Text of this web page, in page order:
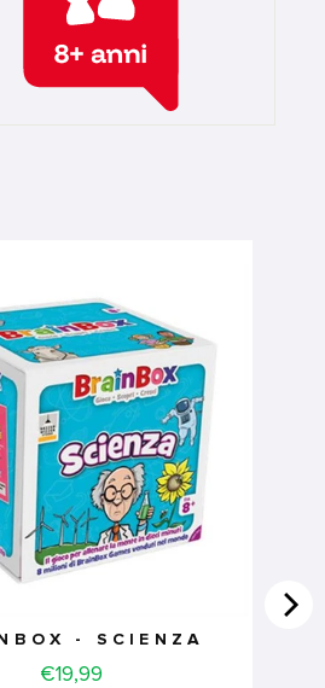
- SCIENZA
Price
€19,99